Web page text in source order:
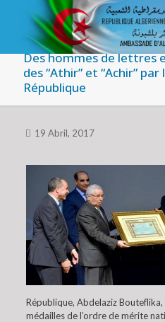
Des hommes de lettres
des “Athir” et “Achir”
République
19 Abril, 2017
République, Abdelaziz Bouteflika,
médailles de l’ordre de mérite